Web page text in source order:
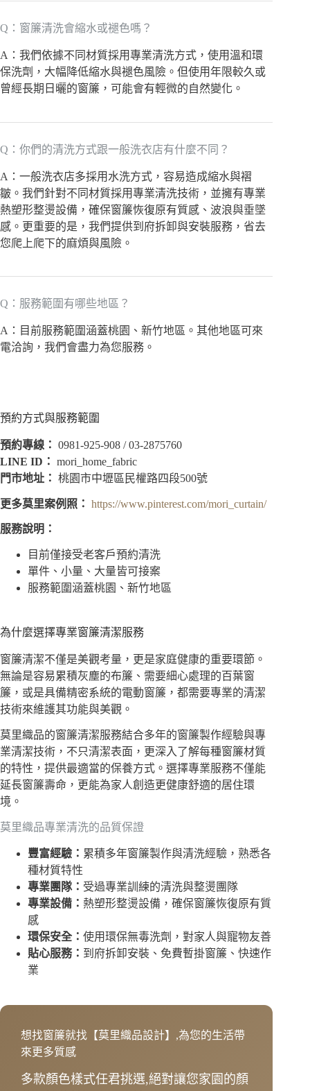
Q：窗簾清洗會縮水或褪色嗎？
A：我們依據不同材質採用專業清洗方式，使用溫和環
保洗劑，大幅降低縮水與褪色風險。但使用年限較久或
曾經長期日曬的窗簾，可能會有輕微的自然變化。
Q：你們的清洗方式跟一般洗衣店有什麼不同？
A：一般洗衣店多採用水洗方式，容易造成縮水與褶
皺。我們針對不同材質採用專業清洗技術，並擁有專業
熱塑形整燙設備，確保窗簾恢復原有質感、波浪與垂墜
感。更重要的是，我們提供到府拆卸與安裝服務，省去
您爬上爬下的麻煩與風險。
Q：服務範圍有哪些地區？
A：目前服務範圍涵蓋桃園、新竹地區。其他地區可來
電洽詢，我們會盡力為您服務。
預約方式與服務範圍
預約專線： 0981-925-908 / 03-2875760
LINE ID： mori_home_fabric
門市地址： 桃園市中壢區民權路四段500號
更多莫里案例照： https://www.pinterest.com/mori_curtain/
服務說明：
目前僅接受老客戶預約清洗
單件、小量、大量皆可接案
服務範圍涵蓋桃園、新竹地區
為什麼選擇專業窗簾清潔服務
窗簾清潔不僅是美觀考量，更是家庭健康的重要環節。
無論是容易累積灰塵的布簾、需要細心處理的百葉窗
簾，或是具備精密系統的電動窗簾，都需要專業的清潔
技術來維護其功能與美觀。
莫里織品的窗簾清潔服務結合多年的窗簾製作經驗與專
業清潔技術，不只清潔表面，更深入了解每種窗簾材質
的特性，提供最適當的保養方式。選擇專業服務不僅能
延長窗簾壽命，更能為家人創造更健康舒適的居住環
境。
莫里織品專業清洗的品質保證
豐富經驗： 累積多年窗簾製作與清洗經驗，熟悉各
種材質特性
專業團隊： 受過專業訓練的清洗與整燙團隊
專業設備： 熱塑形整燙設備，確保窗簾恢復原有質
感
環保安全： 使用環保無毒洗劑，對家人與寵物友善
貼心服務： 到府拆卸安裝、免費暫掛窗簾、快速作
業
想找窗簾就找【莫里織品設計】,為您的生活帶
來更多質感
多款顏色樣式任君挑選,絕對讓您家園的顏